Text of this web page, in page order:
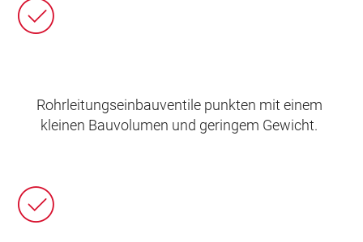
Rohrleitungseinbauventile punkten mit einem
kleinen Bauvolumen und geringem Gewicht.